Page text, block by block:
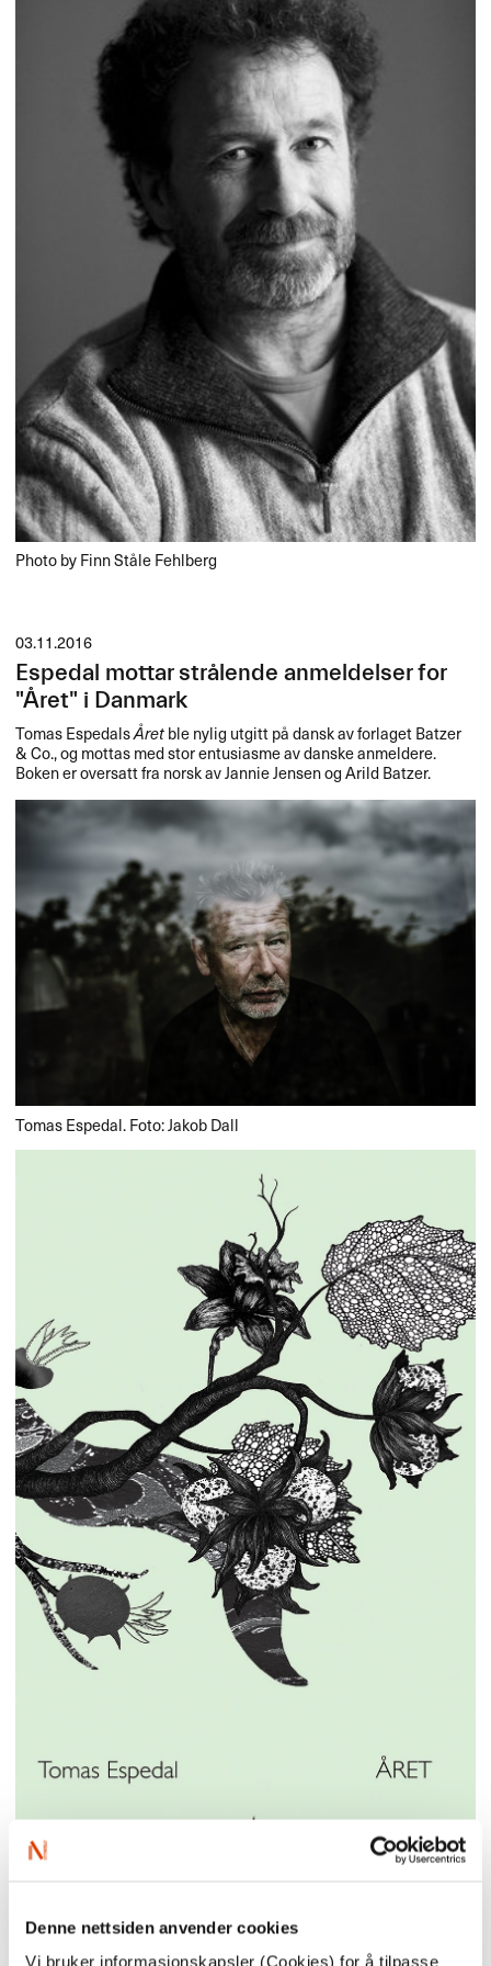
Denne nettsiden anvender cookies
Vi bruker informasjonskapsler (Cookies) for å tilpasse
Photo by Finn Ståle Fehlberg
03.11.2016
Espedal mottar strålende anmeldelser for
"Året" i Danmark
Tomas EspedalsÅretble nylig utgitt på dansk av forlaget Batzer
& Co., og mottas med stor entusiasme av danske anmeldere.
Boken er oversatt fra norsk av Jannie Jensen og Arild Batzer.
Tomas Espedal. Foto: Jakob Dall
01.11.2016